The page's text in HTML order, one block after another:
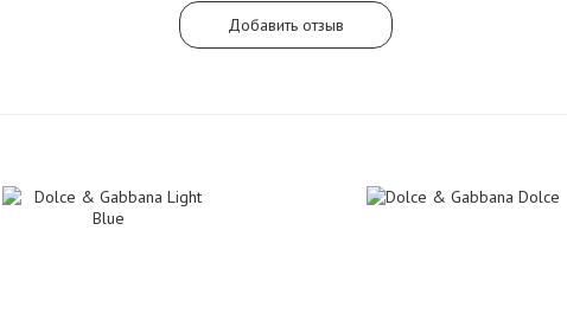
Добавить отзыв